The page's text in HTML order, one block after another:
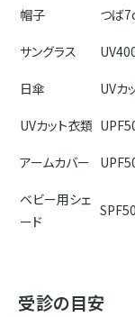
帽子 つば
サングラス
日傘 UVカ
UVカット衣類
アームカバー
ベビー用シェ
ード
受診の目安